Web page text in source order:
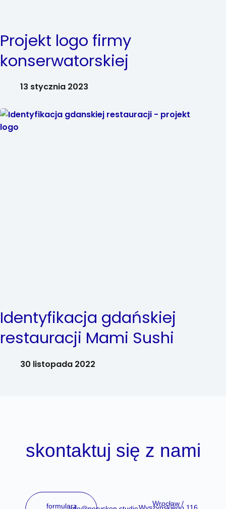
Projekt logo firmy
konserwatorskiej
13 stycznia 2023
Identyfikacja gdańskiej
restauracji Mami Sushi
30 listopada 2022
skontaktuj się z nami
formularz Wrocław /